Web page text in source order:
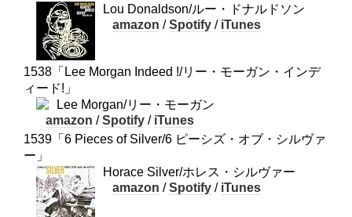
Lou Donaldson/ルー・ドナルドソン
amazon /Spotify / iTunes
1538「Lee Morgan Indeed !/リー・モーガン・インデ
ィード!」
Lee Morgan/リー・モーガン
amazon /Spotify / iTunes
1539「6 Pieces of Silver/6 ピーシズ・オブ・シルヴァ
ー」
Horace Silver/ホレス・シルヴァー
amazon /Spotify / iTunes